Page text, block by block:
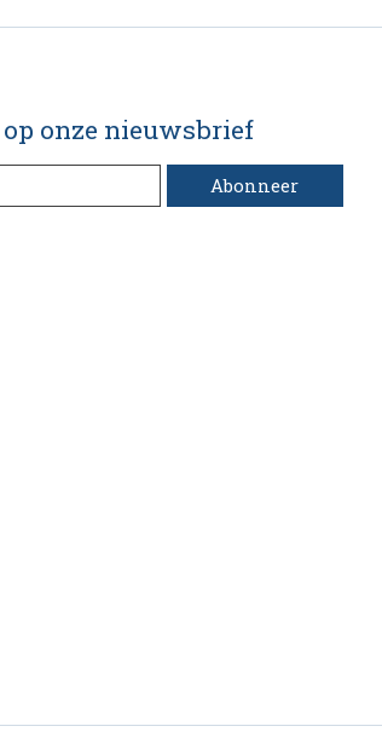
onze nieuwsbrief
Abonneer